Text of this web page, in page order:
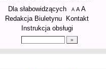
Menu dodatkowe
Dla słabowidzących A pomniejsz
A A
Redakcja Biuletynu
Kontakt
Instrukcja obsługi